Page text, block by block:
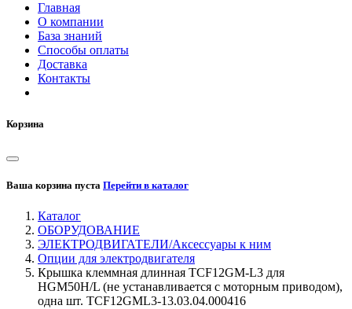
Главная
О компании
База знаний
Способы оплаты
Доставка
Контакты
Корзина
Ваша корзина пуста Перейти в каталог
Каталог
ОБОРУДОВАНИЕ
ЭЛЕКТРОДВИГАТЕЛИ/Аксессуары к ним
Опции для электродвигателя
Крышка клеммная длинная TCF12GM-L3 для
HGM50H/L (не устанавливается с моторным приводом),
одна шт. TCF12GML3-13.03.04.000416